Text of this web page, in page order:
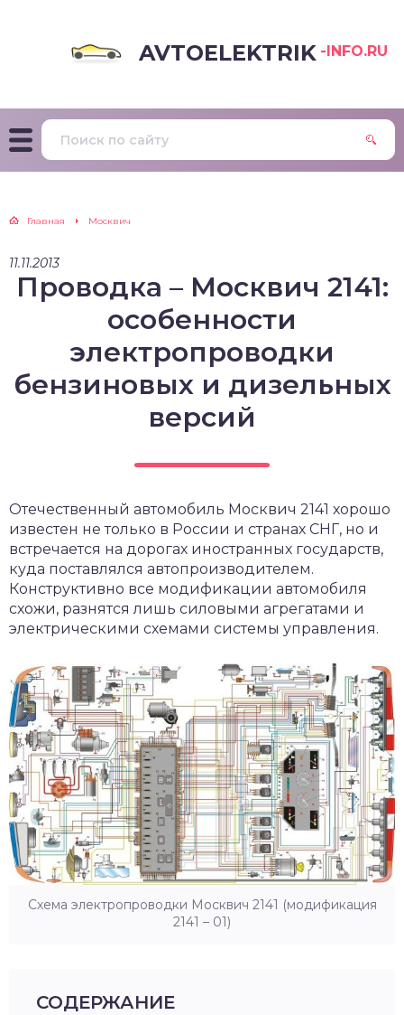
AVTOELEKTRIK -INFO.RU
Главная Москвич
11.11.2013
Проводка – Москвич 2141:
особенности
электропроводки
бензиновых и дизельных
версий
Отечественный автомобиль Москвич 2141 хорошо
известен не только в России и странах СНГ, но и
встречается на дорогах иностранных государств,
куда поставлялся автопроизводителем.
Конструктивно все модификации автомобиля
схожи, разнятся лишь силовыми агрегатами и
электрическими схемами системы управления.
Схема электропроводки Москвич 2141 (модификация
2141 – 01)
СОДЕРЖАНИЕ